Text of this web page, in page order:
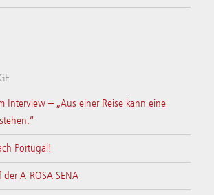
Interview – „Aus einer Reise kann eine
Portugal!
A-ROSA SENA